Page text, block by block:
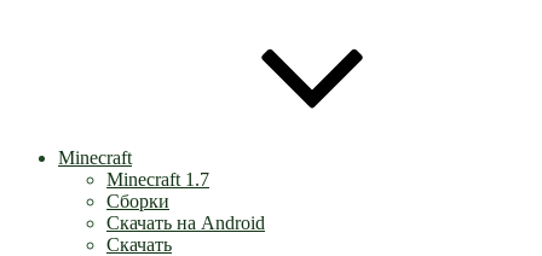
Minecraft
Minecraft 1.7
Сборки
Скачать на Android
Скачать